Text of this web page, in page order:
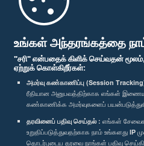
உங்கள் அந்தரங்கத்தை
"சரி" என்பதைக் கிளிக் செய்வதன்
ஏற்றுக் கொள்கிறீர்கள்:
அமர்வு கண்காணிப்பு (Session
ரீதியான அனுபவத்திற்காக எங்கள்
கண்காணிக்க அமர்வுகளைப்
தரவினைப் பதிவு செய்தல் : எங்கள்
உறுதிப்படுத்துவதற்காக நாம் உங்களது IP
தொடர்புடைய தரவை நாங்கள் பதிவு
பாராளுமன்ற கையடக்க செயலி
எம்மை பின்தொடர்க :
விருதுகள்